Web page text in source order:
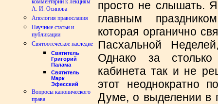
комментарий к лекциям
А. И. Осипова
Апология православия
Научные статьи и
публикации
Святоотеческое наследие
Святитель
Григорий
Палама
Святитель
Марк
Эфесский
Вопросы канонического
права
просто не слышать.
главным
которая органично
Пасхальной
Однако за
кабинета так и не
этот неоднократно
Думе, о выделении в